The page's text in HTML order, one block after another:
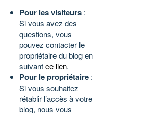
Pour les visiteurs :
Si vous avez des
questions, vous
pouvez contacter le
propriétaire du blog en
suivantce lien.
Pour le propriétaire :
Si vous souhaitez
rétablir l’accès à votre
blog, nous vous